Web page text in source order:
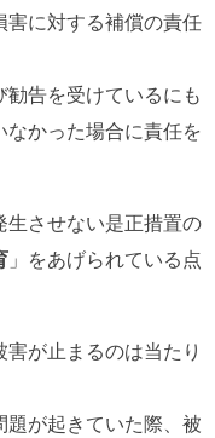
害に対する補償の責任
勧告を受けているにも
なかった場合に責任を
生させない是正措置の
」をあげられている点
が止まるのは当たり
が起きていた際、被